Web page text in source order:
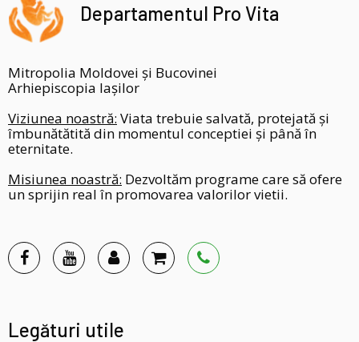
Departamentul Pro Vita
Mitropolia Moldovei și Bucovinei
Arhiepiscopia Iașilor
Viziunea noastră: Viata trebuie salvată, protejată și
îmbunătătită din momentul conceptiei și până în
eternitate.
Misiunea noastră: Dezvoltăm programe care să ofere
un sprijin real în promovarea valorilor vietii.
Legături utile